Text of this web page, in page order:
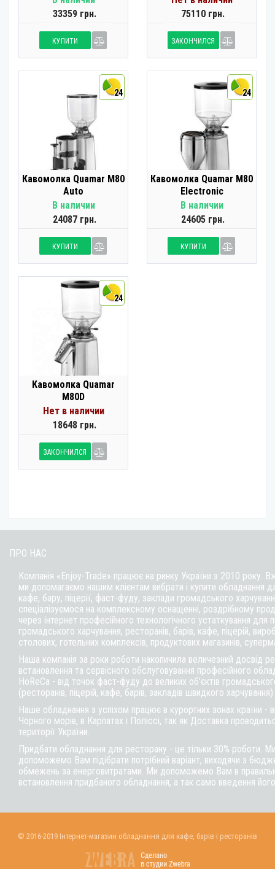
33359 грн.
КУПИТИ
75110 грн.
ЗАКОНЧИЛСЯ
24
Кавомолка Quamar M80
Auto
В наличии
24087 грн.
КУПИТИ
24
Кавомолка Quamar M80
Electronic
В наличии
24605 грн.
КУПИТИ
24
Кавомолка Quamar
M80D
Нет в наличии
18648 грн.
ЗАКОНЧИЛСЯ
ПРО НАС
Компанія «Enjoy-Trade» працює на ринку України з 2010 року.
ми допомагаємо нашим клієнтам вибрати і купити обладнання
кафе, бару, піцерії, фаст-фуду, заклади громадського
спеціалізуємося на комплексному оснащенні, роздрібному
через інтернет професійного технологічного устаткування для
громадського харчування, ресторанів, барів, кафе, піцерій,
столових, готельних комплексів, продуктових магазинів,
Наша компанія за роки роботи накопичила величезний досвід
встановлення та сервісного обслуговування професійного
HoReCa - від точок фаст-фуду до великих об'єктів
(ресторанів, піцерій, кафе, барів, закладів швидкого харчування)
Наше обладнання з успіхом працює в курортних зонах країни -
Чорного морів, в Карпатах і Поліссі, так як Доставка
території України.
Придбати обладнання для ресторану - це тільки 30% роботи.
допоможемо Вам підібрати потрібний варіант, виходячи з
обмежень за енерговитратами. Ми допоможемо Вам в
встановлення придбаного обладнання, а так само введення
© 2016-2019 Інтернет-магазин обладнання для кафе, барів і ресторанів